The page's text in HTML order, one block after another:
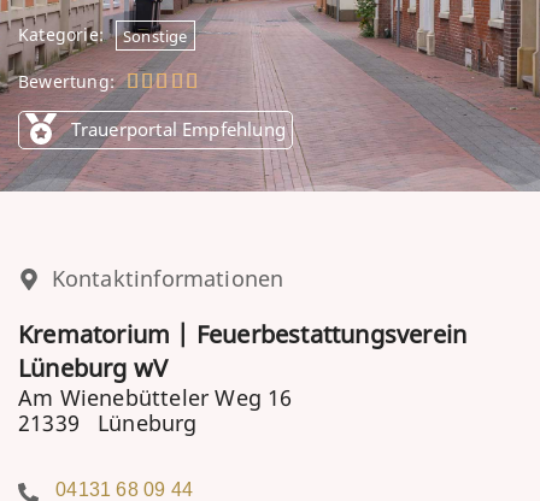
Kategorie: Sonstige
Bewertung:    
Trauerportal Empfehlung
Kontaktinformationen
Krematorium | Feuerbestattungsverein
Lüneburg wV
Am Wienebütteler Weg 16
21339
Lüneburg
04131 68 09 44